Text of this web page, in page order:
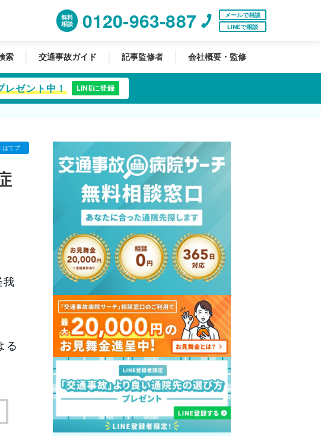
無料
相談
0120-963-887
メールで相談
LINEで相談
索 交通事故ガイド 記事監修者 会社概要・監修
レゼント中！ LINEに登録
はてブ
我
る